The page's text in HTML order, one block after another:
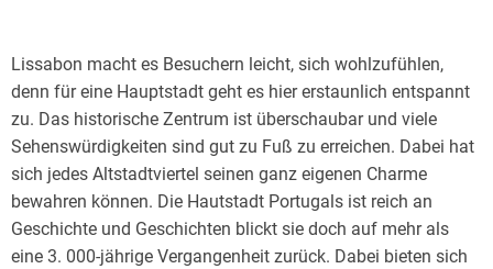
Lissabon macht es Besuchern leicht, sich wohlzufühlen,
denn für eine Hauptstadt geht es hier erstaunlich entspannt
zu. Das historische Zentrum ist überschaubar und viele
Sehenswürdigkeiten sind gut zu Fuß zu erreichen. Dabei hat
sich jedes Altstadtviertel seinen ganz eigenen Charme
bewahren können. Die Hautstadt Portugals ist reich an
Geschichte und Geschichten blickt sie doch auf mehr als
eine 3. 000-jährige Vergangenheit zurück. Dabei bieten sich